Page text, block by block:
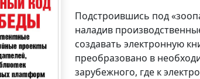
Подстроившись под
наладив
создавать электронную
преобразовано в
зарубежного, где к